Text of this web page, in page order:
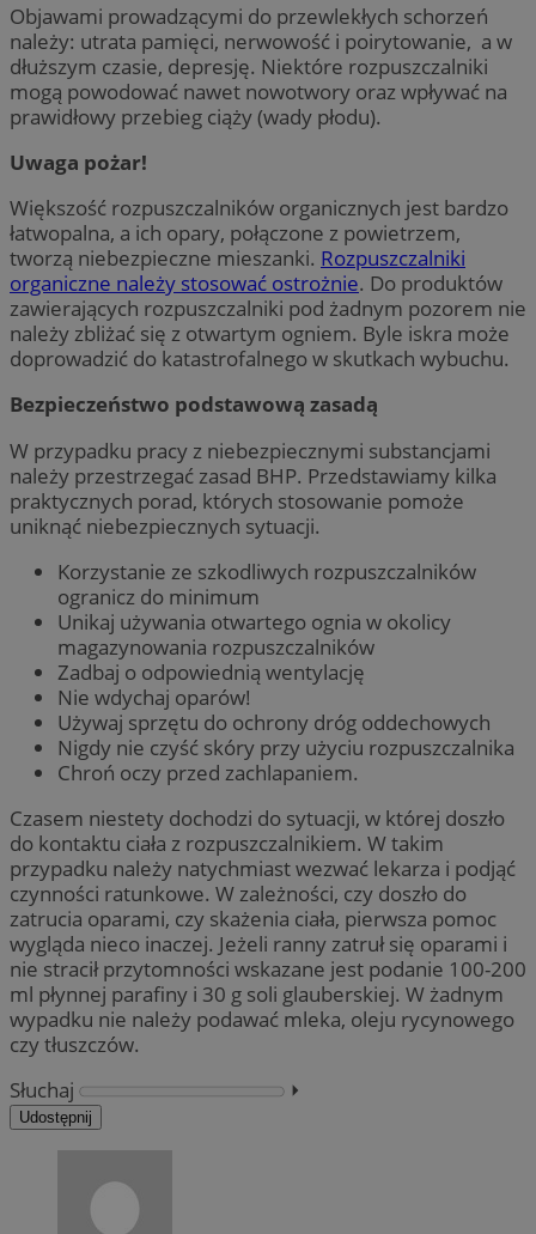
Objawami prowadzącymi do przewlekłych schorzeń
należy: utrata pamięci, nerwowość i poirytowanie, a w
dłuższym czasie, depresję. Niektóre rozpuszczalniki
mogą powodować nawet nowotwory oraz wpływać na
prawidłowy przebieg ciąży (wady płodu).
Uwaga pożar!
Większość rozpuszczalników organicznych jest bardzo
łatwopalna, a ich opary, połączone z powietrzem,
tworzą niebezpieczne mieszanki. Rozpuszczalniki
organiczne należy stosować ostrożnie. Do produktów
zawierających rozpuszczalniki pod żadnym pozorem nie
należy zbliżać się z otwartym ogniem. Byle iskra może
doprowadzić do katastrofalnego w skutkach wybuchu.
Bezpieczeństwo podstawową zasadą
W przypadku pracy z niebezpiecznymi substancjami
należy przestrzegać zasad BHP. Przedstawiamy kilka
praktycznych porad, których stosowanie pomoże
uniknąć niebezpiecznych sytuacji.
Korzystanie ze szkodliwych rozpuszczalników
ogranicz do minimum
Unikaj używania otwartego ognia w okolicy
magazynowania rozpuszczalników
Zadbaj o odpowiednią wentylację
Nie wdychaj oparów!
Używaj sprzętu do ochrony dróg oddechowych
Nigdy nie czyść skóry przy użyciu rozpuszczalnika
Chroń oczy przed zachlapaniem.
Czasem niestety dochodzi do sytuacji, w której doszło
do kontaktu ciała z rozpuszczalnikiem. W takim
przypadku należy natychmiast wezwać lekarza i podjąć
czynności ratunkowe. W zależności, czy doszło do
zatrucia oparami, czy skażenia ciała, pierwsza pomoc
wygląda nieco inaczej. Jeżeli ranny zatruł się oparami i
nie stracił przytomności wskazane jest podanie 100-200
ml płynnej parafiny i 30 g soli glauberskiej. W żadnym
wypadku nie należy podawać mleka, oleju rycynowego
czy tłuszczów.
Słuchaj
⏵︎
Udostępnij